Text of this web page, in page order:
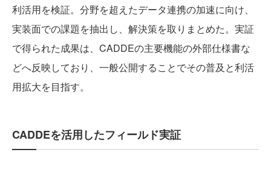
利活用を検証。分野を超えたデータ連携の加速に向け、
実装面での課題を抽出し、解決策を取りまとめた。実証
で得られた成果は、CADDEの主要機能の外部仕様書な
どへ反映しており、一般公開することでその普及と利活
用拡大を目指す。
CADDEを活用したフィールド実証